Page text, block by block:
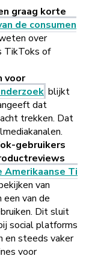
graag korte
de consumen
over
TikToks of
voor
blijkt
dat
trekken. Dat
gebruikers
Amerikaanse Ti
van
van de
Dit sluit
social platforms
en steeds vaker
voor